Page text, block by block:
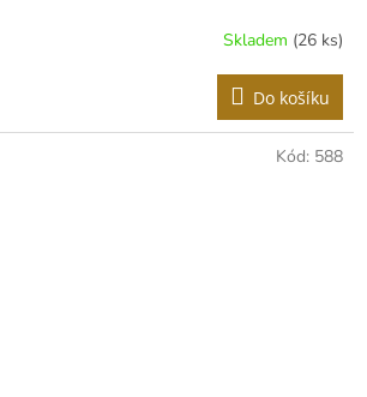
Skladem (26 ks)
Do košíku
Kód: 588